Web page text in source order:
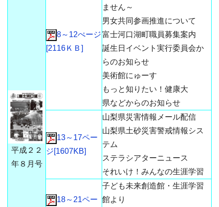
平成２２
年８月号
8～12ぺージ
[2116ＫＢ]
ません～
男女共同参画推進について
富士河口湖町職員募集案内
誕生日イベント実行委員会か
らのお知らせ
美術館にゅーす
もっと知りたい！健康大
県などからのお知らせ
13～17ペー
ジ[1607KB]
山梨県災害情報メール配信
山梨県土砂災害警戒情報シス
テム
ステラシアターニュース
それいけ！みんなの生涯学習
18～21ペー
子ども未来創造館・生涯学習
館より